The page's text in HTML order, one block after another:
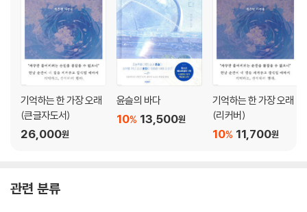
기억하는 한 가장 오래
(큰글자도서)
26,000원
윤슬의 바다
13,500원
10%
기억하는 한 가장 오래
(리커버)
11,700원
10%
관련 분류